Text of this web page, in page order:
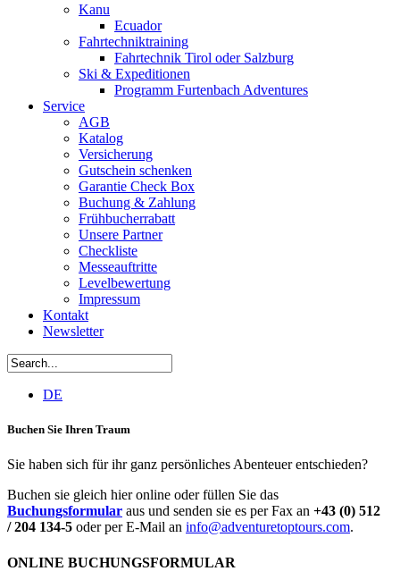
Kanu
Ecuador
Fahrtechniktraining
Fahrtechnik Tirol oder Salzburg
Ski & Expeditionen
Programm Furtenbach Adventures
Service
AGB
Katalog
Versicherung
Gutschein schenken
Garantie Check Box
Buchung & Zahlung
Frühbucherrabatt
Unsere Partner
Checkliste
Messeauftritte
Levelbewertung
Impressum
Kontakt
Newsletter
DE
Buchen Sie Ihren Traum
Sie haben sich für ihr ganz persönliches Abenteuer entschieden?
Buchen sie gleich hier online oder füllen Sie das
Buchungsformular aus und senden sie es per Fax an +43 (0) 512
/ 204 134-5 oder per E-Mail an info@adventuretoptours.com.
ONLINE BUCHUNGSFORMULAR